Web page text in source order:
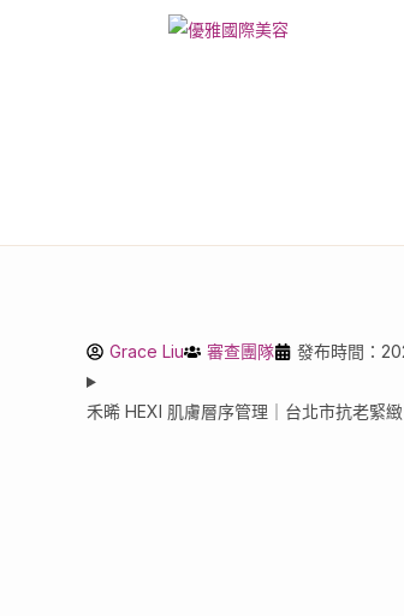
Grace Liu 審查團隊 發布時間：
禾晞 HEXI 肌膚層序管理｜台北市抗老緊